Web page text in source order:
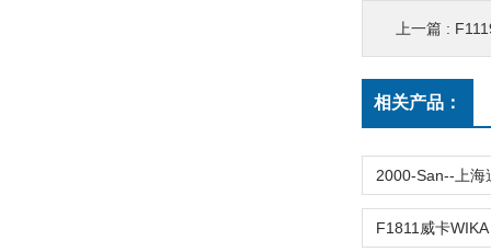
上一篇 :
相关产品：